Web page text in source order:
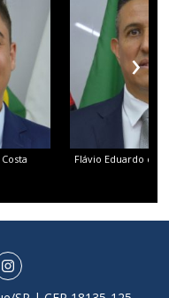
Flávio Eduardo dos
›